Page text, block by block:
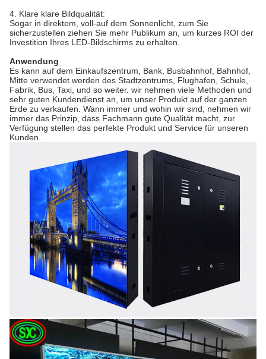
4. Klare klare Bildqualität:
Sogar in direktem, voll-auf dem Sonnenlicht, zum Sie
sicherzustellen ziehen Sie mehr Publikum an, um kurzes ROI der
Investition Ihres LED-Bildschirms zu erhalten.
Anwendung
Es kann auf dem Einkaufszentrum, Bank, Busbahnhof, Bahnhof,
Mitte verwendet werden des Stadtzentrums, Flughafen, Schule,
Fabrik, Bus, Taxi, und so weiter. wir nehmen viele Methoden und
sehr guten Kundendienst an, um unser Produkt auf der ganzen
Erde zu verkaufen. Wann immer und wohin wir sind, nehmen wir
immer das Prinzip, dass Fachmann gute Qualität macht, zur
Verfügung stellen das perfekte Produkt und Service für unseren
Kunden.